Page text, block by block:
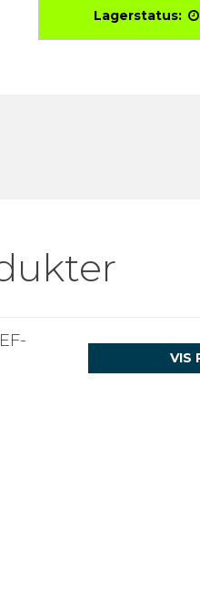
Lagerstatus:
VIS